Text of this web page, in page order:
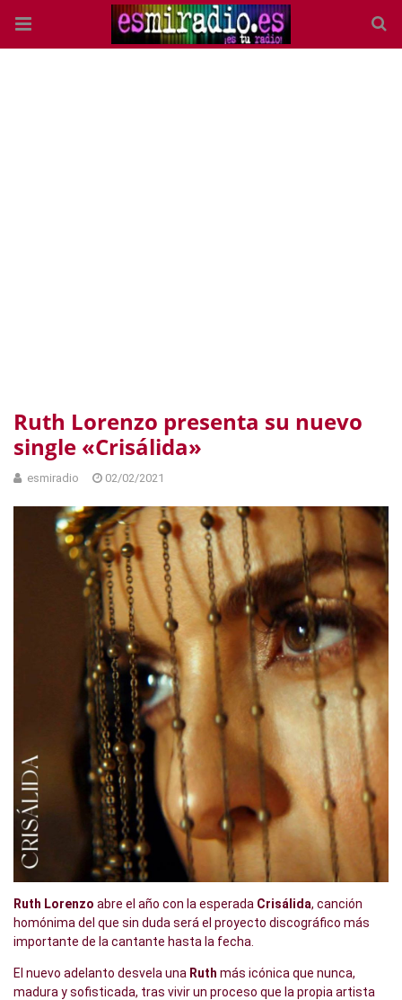
Ruth Lorenzo presenta su nuevo
single «Crisálida»
esmiradio 02/02/2021
Ruth Lorenzo abre el año con la esperada Crisálida, canción
homónima del que sin duda será el proyecto discográfico más
importante de la cantante hasta la fecha.
El nuevo adelanto desvela una Ruth más icónica que nunca,
madura y sofisticada, tras vivir un proceso que la propia artista